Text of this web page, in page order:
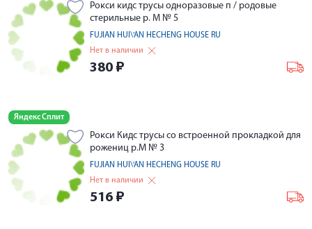
Рокси кидс трусы одноразовые п / родовые
стерильные р. М № 5
FUJIAN HUI\'AN HECHENG HOUSE RU
Нет в наличии
380 ₽
Яндекс Сплит
Рокси Кидс трусы со встроенной прокладкой для
рожениц р.М № 3
FUJIAN HUI\'AN HECHENG HOUSE RU
Нет в наличии
516 ₽